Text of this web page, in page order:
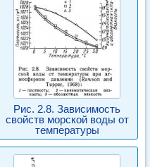
Рис. 2.8. Зависимость
свойств морской воды от
температуры